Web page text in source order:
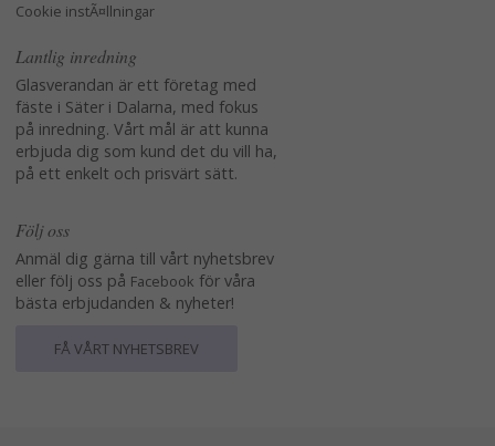
Cookie instÃ¤llningar
Lantlig inredning
Glasverandan är ett företag med
fäste i Säter i Dalarna, med fokus
på inredning. Vårt mål är att kunna
erbjuda dig som kund det du vill ha,
på ett enkelt och prisvärt sätt.
Följ oss
Anmäl dig gärna till vårt nyhetsbrev
eller följ oss på Facebook för våra
bästa erbjudanden & nyheter!
FÅ VÅRT NYHETSBREV